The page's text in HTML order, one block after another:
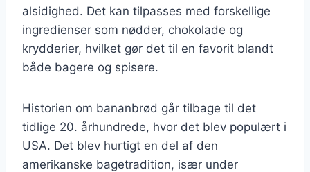
alsidighed. Det kan tilpasses med forskellige
ingredienser som nødder, chokolade og
krydderier, hvilket gør det til en favorit blandt
både bagere og spisere.
Historien om bananbrød går tilbage til det
tidlige 20. århundrede, hvor det blev populært i
USA. Det blev hurtigt en del af den
amerikanske bagetradition, især under